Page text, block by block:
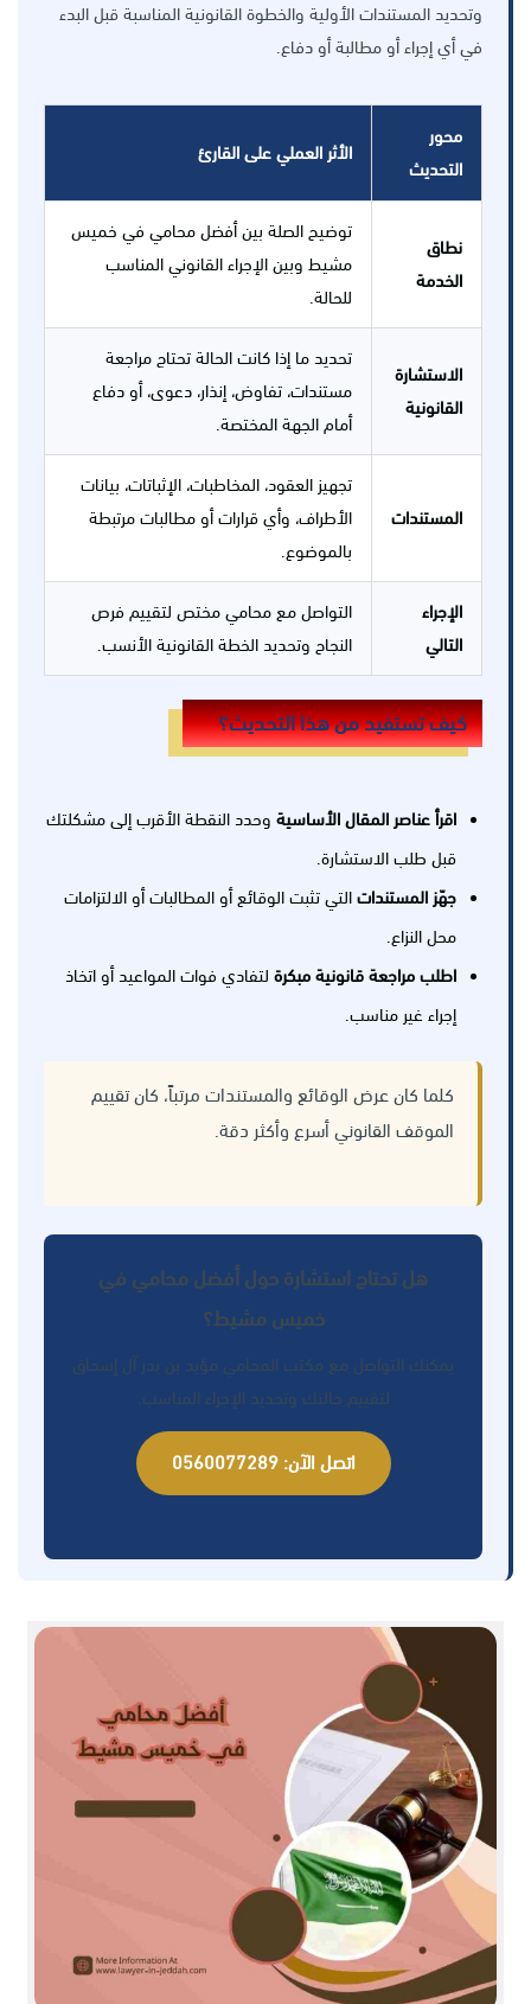
وتحديد المستندات الأولية والخطوة القانونية المناسبة قبل البدء
في أي إجراء أو مطالبة أو دفاع.
محور
التحديث
الأثر العملي على القارئ
نطاق
الخدمة
توضيح الصلة بين أفضل محامي في خميس
مشيط وبين الإجراء القانوني المناسب
للحالة.
الاستشارة
القانونية
تحديد ما إذا كانت الحالة تحتاج مراجعة
مستندات، تفاوض، إنذار، دعوى، أو دفاع
أمام الجهة المختصة.
المستندات
تجهيز العقود، المخاطبات، الإثباتات، بيانات
الأطراف، وأي قرارات أو مطالبات مرتبطة
بالموضوع.
الإجراء
التالي
التواصل مع محامي مختص لتقييم فرص
النجاح وتحديد الخطة القانونية الأنسب.
كيف تستفيد من هذا التحديث؟
اقرأ عناصر المقال الأساسية وحدد النقطة الأقرب إلى مشكلتك
قبل طلب الاستشارة.
جهّز المستنداتالتي تثبت الوقائع أو المطالبات أو الالتزامات
محل النزاع.
اطلب مراجعة قانونية مبكرة لتفادي فوات المواعيد أو اتخاذ
إجراء غير مناسب.
كلما كان عرض الوقائع والمستندات مرتباً، كان تقييم
الموقف القانوني أسرع وأكثر دقة.
هل تحتاج استشارة حول أفضل محامي في
خميس مشيط؟
يمكنك التواصل مع مكتب المحامي مؤيد بن بدر آل إسحاق
لتقييم حالتك وتحديد الإجراء المناسب.
اتصل الآن: 0560077289